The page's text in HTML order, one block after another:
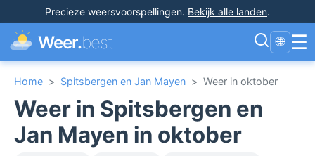
Precieze weersvoorspellingen. Bekijk alle landen.
Weer.best 🌐 ☰
Home > Spitsbergen en Jan Mayen > Weer in oktober
Weer in Spitsbergen en
Jan Mayen in oktober